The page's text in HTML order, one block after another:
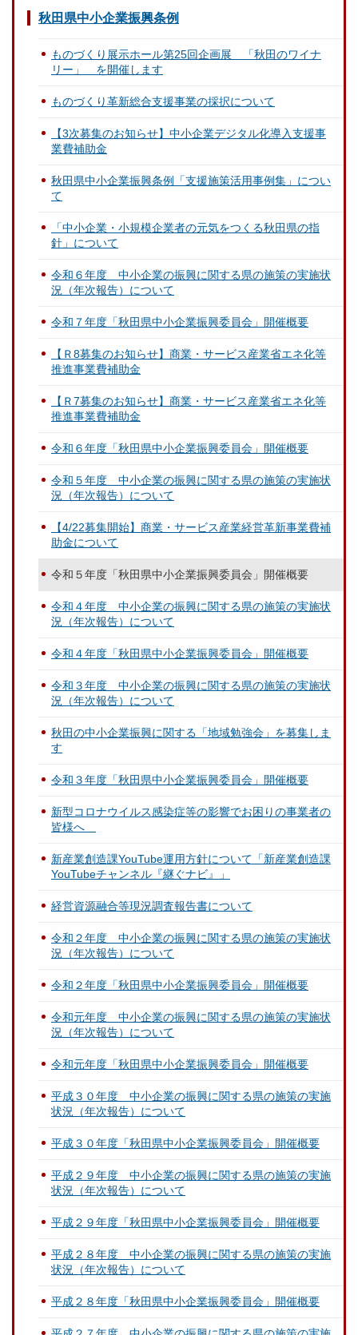
秋田県中小企業振興条例
ものづくり展示ホール第25回企画展 「秋田のワイナ
リー」 を開催します
ものづくり革新総合支援事業の採択について
【3次募集のお知らせ】中小企業デジタル化導入支援事
業費補助金
秋田県中小企業振興条例「支援施策活用事例集」につい
て
「中小企業・小規模企業者の元気をつくる秋田県の指
針」について
令和６年度 中小企業の振興に関する県の施策の実施状
況（年次報告）について
令和７年度「秋田県中小企業振興委員会」開催概要
【Ｒ8募集のお知らせ】商業・サービス産業省エネ化等
推進事業費補助金
【Ｒ7募集のお知らせ】商業・サービス産業省エネ化等
推進事業費補助金
令和６年度「秋田県中小企業振興委員会」開催概要
令和５年度 中小企業の振興に関する県の施策の実施状
況（年次報告）について
【4/22募集開始】商業・サービス産業経営革新事業費補
助金について
令和５年度「秋田県中小企業振興委員会」開催概要
令和４年度 中小企業の振興に関する県の施策の実施状
況（年次報告）について
令和４年度「秋田県中小企業振興委員会」開催概要
令和３年度 中小企業の振興に関する県の施策の実施状
況（年次報告）について
秋田の中小企業振興に関する「地域勉強会」を募集しま
す
令和３年度「秋田県中小企業振興委員会」開催概要
新型コロナウイルス感染症等の影響でお困りの事業者の
皆様へ
新産業創造課YouTube運用方針について「新産業創造課
YouTubeチャンネル『継ぐナビ』」
経営資源融合等現況調査報告書について
令和２年度 中小企業の振興に関する県の施策の実施状
況（年次報告）について
令和２年度「秋田県中小企業振興委員会」開催概要
令和元年度 中小企業の振興に関する県の施策の実施状
況（年次報告）について
令和元年度「秋田県中小企業振興委員会」開催概要
平成３０年度 中小企業の振興に関する県の施策の実施
状況（年次報告）について
平成３０年度「秋田県中小企業振興委員会」開催概要
平成２９年度 中小企業の振興に関する県の施策の実施
状況（年次報告）について
平成２９年度「秋田県中小企業振興委員会」開催概要
平成２８年度 中小企業の振興に関する県の施策の実施
状況（年次報告）について
平成２８年度「秋田県中小企業振興委員会」開催概要